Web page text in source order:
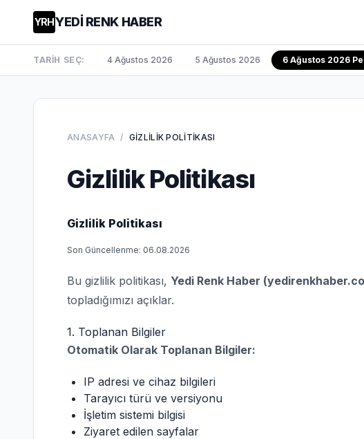
YRHYEDİ RENK HABER
TARİH SEÇ: 4 Ağustos 2026 5 Ağustos 2026 6 Ağustos 2026
ANASAYFA / GIZLILIK POLITIKASI
Gizlilik Politikası
Gizlilik Politikası
Son Güncellenme: 06.08.2026
Bu gizlilik politikası, Yedi Renk Haber
topladığımızı açıklar.
1. Toplanan Bilgiler
Otomatik Olarak Toplanan Bilgiler:
IP adresi ve cihaz bilgileri
Tarayıcı türü ve versiyonu
İşletim sistemi bilgisi
Ziyaret edilen sayfalar